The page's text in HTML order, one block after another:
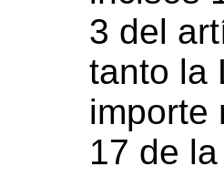
3 del
tanto la
importe
17 de